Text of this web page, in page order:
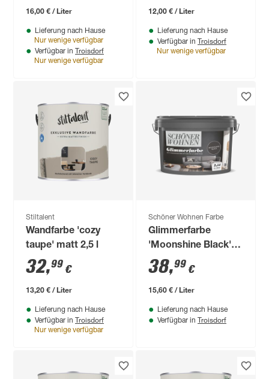
16,00 € / Liter
Lieferung nach Hause
Nur wenige verfügbar
Verfügbar in Troisdorf
Nur wenige verfügbar
12,00 € / Liter
Lieferung nach Hause
Verfügbar in Troisdorf
Nur wenige verfügbar
Stiltalent
Wandfarbe 'cozy
taupe' matt 2,5 l
32,99 €
13,20 € / Liter
Lieferung nach Hause
Verfügbar in Troisdorf
Nur wenige verfügbar
Schöner Wohnen Farbe
Glimmerfarbe
'Moonshine Black'
schwarz matt 2,5 l
38,99 €
15,60 € / Liter
Lieferung nach Hause
Verfügbar in Troisdorf